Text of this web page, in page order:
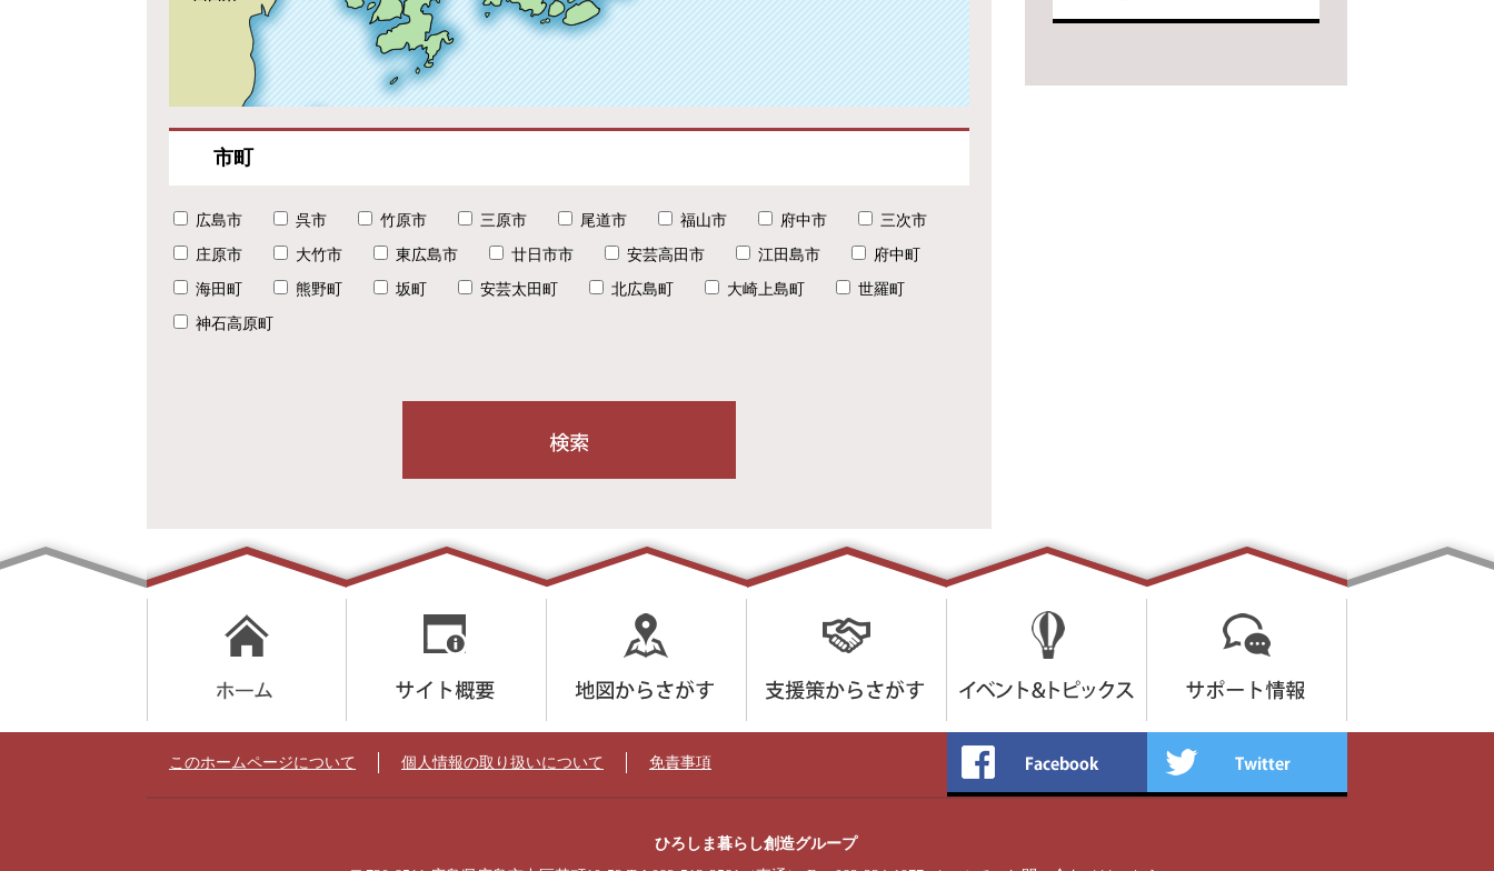
市町
広島市 呉市 竹原市 三原市 尾道市 福山市 府中市
三次市
庄原市
大竹市 東広島市 廿日市市 安芸高田市 江田島市
府中町
海田町
熊野町 坂町 安芸太田町 北広島町 大崎上島町
世羅町
神石高原町
このホームページについて 個人情報の取り扱いについて 免責事項
ひろしま暮らし創造グループ